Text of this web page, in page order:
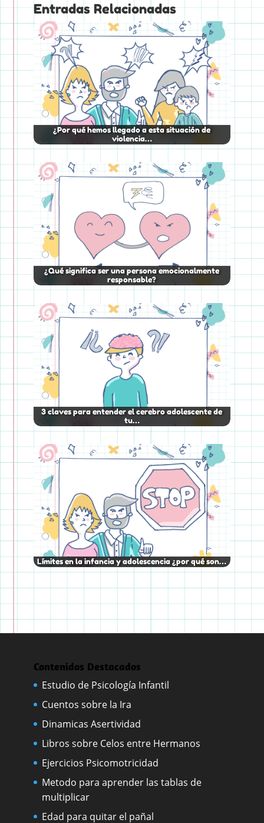
Entradas Relacionadas
¿Por qué hemos llegado a esta situación de
violencia…
¿Qué significa ser una persona emocionalmente
responsable?
3 claves para entender el cerebro adolescente de
tu…
Límites en la infancia y adolescencia ¿por qué son…
Contenidos Destacados
Estudio de Psicología Infantil
Cuentos sobre la Ira
Dinamicas Asertividad
Libros sobre Celos entre Hermanos
Ejercicios Psicomotricidad
Metodo para aprender las tablas de
multiplicar
Edad para quitar el pañal